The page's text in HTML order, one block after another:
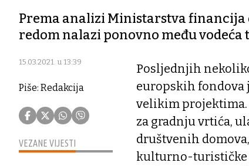
Prema analizi Ministarstva
redom nalazi ponovno među
15.03.2021. u 13:39
Piše: Redakcija
VEZANE VIJESTI
Posljednjih
europskih fondova
velikim projektima.
za gradnju vrtića,
društvenih
kulturno-turističke